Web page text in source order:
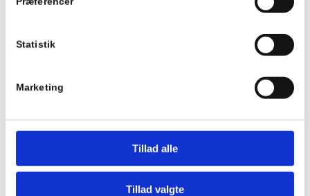
Statistik
Marketing
Tillad alle
Tillad valgte
Derfor er regelmæssig
Tesla service afgørende for
Admin